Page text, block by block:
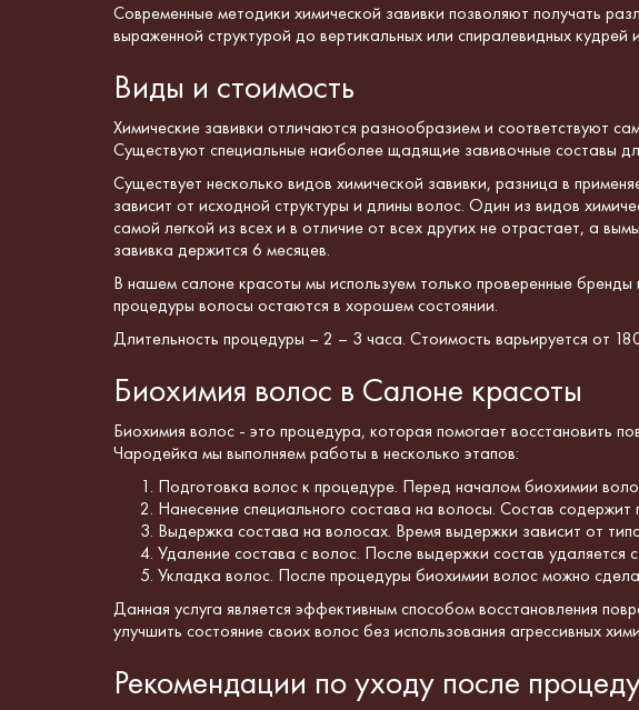
Современные методики химической завивки позволяют получать
выраженной структурой до вертикальных или спиралевидных
Виды и стоимость
Химические завивки отличаются разнообразием и соответствуют
Существуют специальные наиболее щадящие завивочные составы
Существует несколько видов химической завивки, разница в
зависит от исходной структуры и длины волос. Один из видов
самой легкой из всех и в отличие от всех других не отрастает, а
завивка держится 6 месяцев.
В нашем салоне красоты мы используем только проверенные бренды
процедуры волосы остаются в хорошем состоянии.
Длительность процедуры – 2 – 3 часа. Стоимость варьируется от
Биохимия волос в Салоне красоты
Биохимия волос - это процедура, которая помогает восстановить
Чародейка мы выполняем работы в несколько этапов:
Подготовка волос к процедуре. Перед началом биохимии
Нанесение специального состава на волосы. Состав
Выдержка состава на волосах. Время выдержки зависит от
Удаление состава с волос. После выдержки состав
Укладка волос. После процедуры биохимии волос можно
Данная услуга является эффективным способом восстановления
улучшить состояние своих волос без использования агрессивных
Рекомендации по уходу после